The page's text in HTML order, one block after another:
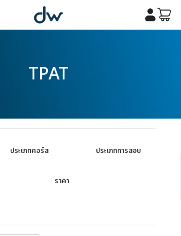
TPAT
ประเภทคอร์ส ประเภทการสอบ
ราคา